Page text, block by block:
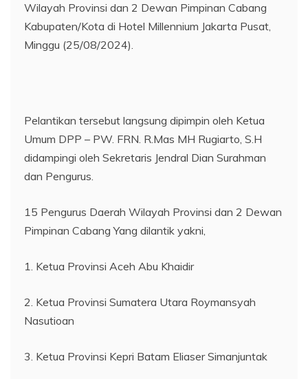
Wilayah Provinsi dan 2 Dewan Pimpinan Cabang
Kabupaten/Kota di Hotel Millennium Jakarta Pusat,
Minggu (25/08/2024).
Pelantikan tersebut langsung dipimpin oleh Ketua
Umum DPP – PW. FRN. R.Mas MH Rugiarto, S.H
didampingi oleh Sekretaris Jendral Dian Surahman
dan Pengurus.
15 Pengurus Daerah Wilayah Provinsi dan 2 Dewan
Pimpinan Cabang Yang dilantik yakni,
1. Ketua Provinsi Aceh Abu Khaidir
2. Ketua Provinsi Sumatera Utara Roymansyah
Nasutioan
3. Ketua Provinsi Kepri Batam Eliaser Simanjuntak